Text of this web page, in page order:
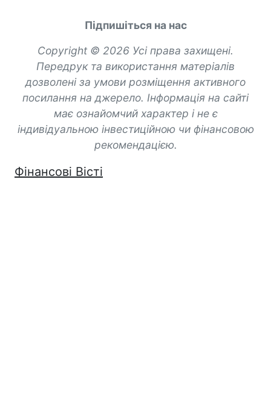
Підпишіться на нас
Copyright © 2026 Усі права захищені.
Передрук та використання матеріалів
дозволені за умови розміщення активного
посилання на джерело. Інформація на сайті
має ознайомчий характер і не є
індивідуальною інвестиційною чи фінансовою
рекомендацією.
Фінансові Вісті